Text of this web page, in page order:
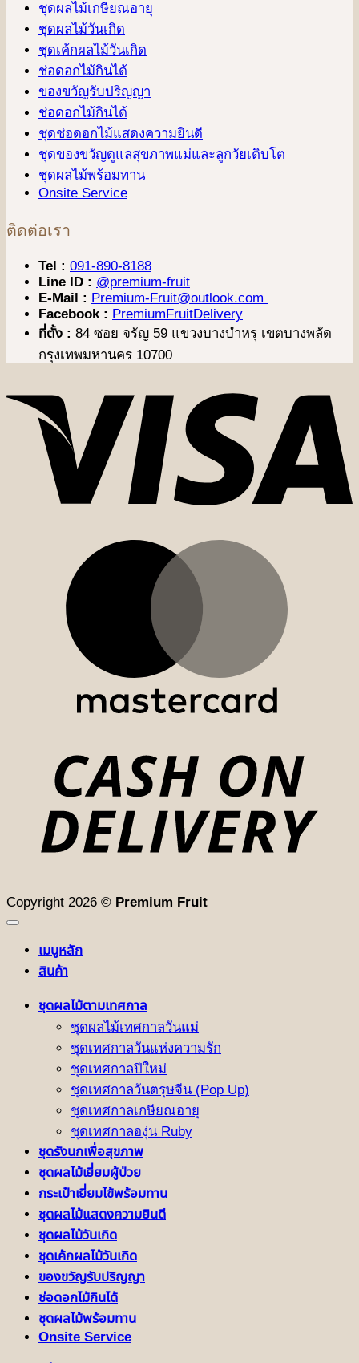
ชุดผลไม้เกษียณอายุ
ชุดผลไม้วันเกิด
ชุดเค้กผลไม้วันเกิด
ช่อดอกไม้กินได้
ของขวัญรับปริญญา
ช่อดอกไม้กินได้
ชุดช่อดอกไม้แสดงความยินดี
ชุดของขวัญดูแลสุขภาพแม่และลูกวัยเติบโต
ชุดผลไม้พร้อมทาน
Onsite Service
ติดต่อเรา
Tel : 091-890-8188
Line ID : @premium-fruit
E-Mail : Premium-Fruit@outlook.com
Facebook : PremiumFruitDelivery
ที่ตั้ง : 84 ซอย จรัญ 59 แขวงบางบำหรุ เขตบางพลัด
กรุงเทพมหานคร 10700
Copyright 2026 © Premium Fruit
เมนูหลัก
สินค้า
ชุดผลไม้ตามเทศกาล
ชุดผลไม้เทศกาลวันแม่
ชุดเทศกาลวันแห่งความรัก
ชุดเทศกาลปีใหม่
ชุดเทศกาลวันตรุษจีน (Pop Up)
ชุดเทศกาลเกษียณอายุ
ชุดเทศกาลองุ่น Ruby
ชุดรังนกเพื่อสุขภาพ
ชุดผลไม้เยี่ยมผู้ป่วย
กระเป๋าเยี่ยมไข้พร้อมทาน
ชุดผลไม้แสดงความยินดี
ชุดผลไม้วันเกิด
ชุดเค้กผลไม้วันเกิด
ของขวัญรับปริญญา
ช่อดอกไม้กินได้
ชุดผลไม้พร้อมทาน
Onsite Service